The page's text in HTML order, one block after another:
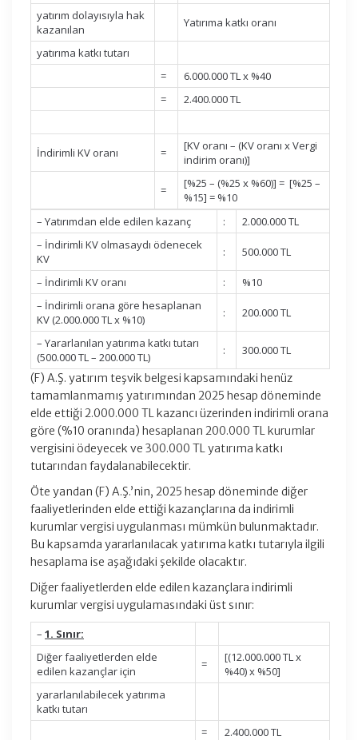
yatırım dolayısıyla hak
kazanılan
Yatırıma katkı oranı
yatırıma katkı tutarı
=
6.000.000 TL x %40
=
2.400.000 TL
İndirimli KV oranı =
[KV oranı – (KV oranı x Vergi
indirim oranı)]
=
[%25 – (%25 x %60)] = [%25 –
%15] = %10
– Yatırımdan elde edilen kazanç
:
2.000.000 TL
– İndirimli KV olmasaydı ödenecek
KV
: 500.000 TL
– İndirimli KV oranı :
%10
– İndirimli orana göre hesaplanan
KV (2.000.000 TL x %10)
: 200.000 TL
– Yararlanılan yatırıma katkı tutarı
(500.000 TL – 200.000 TL)
:
300.000 TL
(F) A.Ş. yatırım teşvik belgesi kapsamındaki henüz
tamamlanmamış yatırımından 2025 hesap döneminde
elde ettiği 2.000.000 TL kazancı üzerinden indirimli orana
göre (%10 oranında) hesaplanan 200.000 TL kurumlar
vergisini ödeyecek ve 300.000 TL yatırıma katkı
tutarından faydalanabilecektir.
Öte yandan (F) A.Ş.’nin, 2025 hesap döneminde diğer
faaliyetlerinden elde ettiği kazançlarına da indirimli
kurumlar vergisi uygulanması mümkün bulunmaktadır.
Bu kapsamda yararlanılacak yatırıma katkı tutarıyla ilgili
hesaplama ise aşağıdaki şekilde olacaktır.
Diğer faaliyetlerden elde edilen kazançlara indirimli
kurumlar vergisi uygulamasındaki üst sınır:
– 1. Sınır:
Diğer faaliyetlerden elde
edilen kazançlar için
=
[(12.000.000 TL x
%40) x %50]
yararlanılabilecek yatırıma
katkı tutarı
=
2.400.000 TL